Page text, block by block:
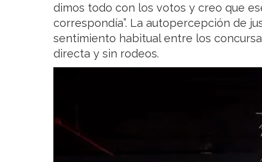
dimos todo con los votos y creo que
correspondía”. La autopercepción de
sentimiento habitual entre los
directa y sin rodeos.